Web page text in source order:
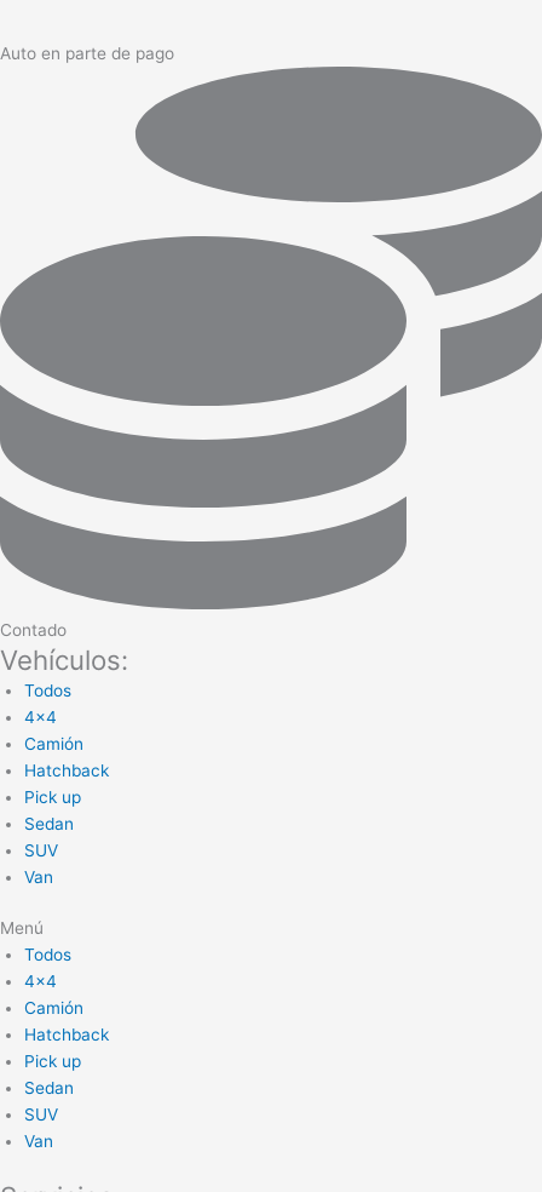
Auto en parte de pago
Contado
Vehículos:
Todos
4×4
Camión
Hatchback
Pick up
Sedan
SUV
Van
Menú
Todos
4×4
Camión
Hatchback
Pick up
Sedan
SUV
Van